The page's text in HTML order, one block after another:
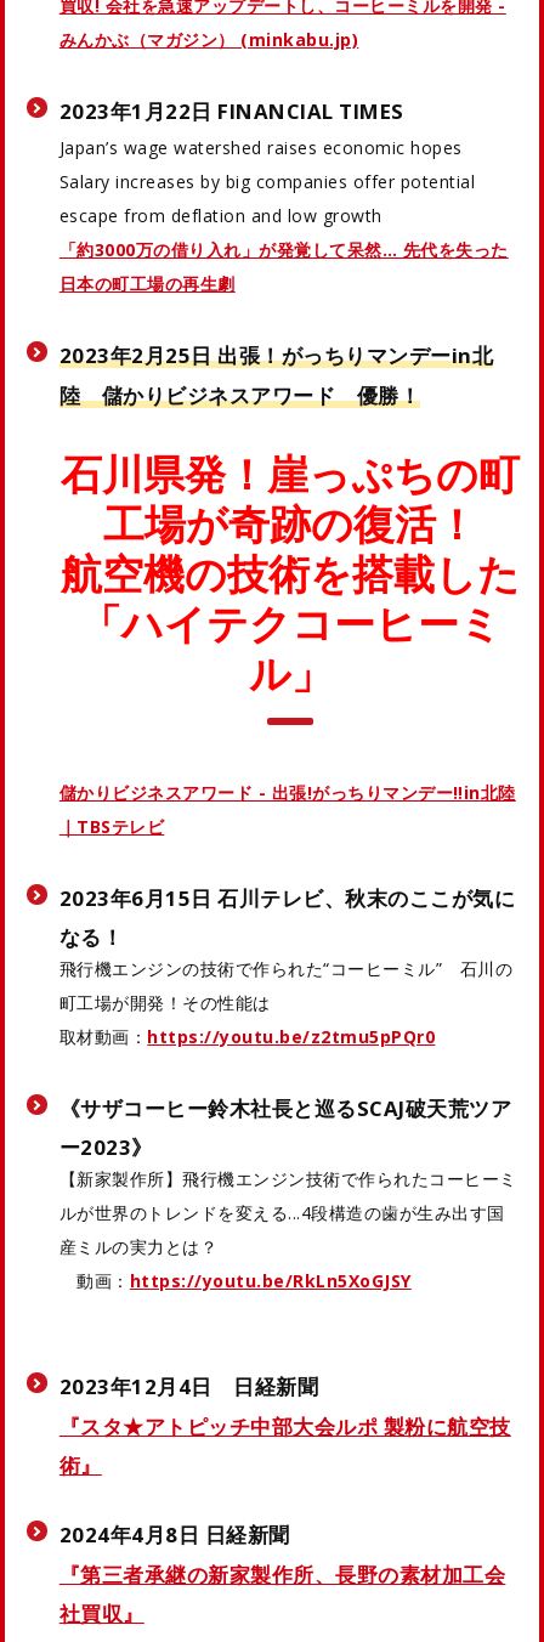
買収! 会社を急速アップデートし、コーヒーミルを開発 -
みんかぶ（マガジン） (minkabu.jp)
2023年1月22日 FINANCIAL TIMES
Japan’s wage watershed raises economic hopes
Salary increases by big companies offer potential
escape from deflation and low growth
「約3000万の借り入れ」が発覚して呆然… 先代を失った
日本の町工場の再生劇
2023年2月25日 出張！がっちりマンデーin北
陸 儲かりビジネスアワード 優勝！
石川県発！崖っぷちの町
工場が奇跡の復活！
航空機の技術を搭載した
「ハイテクコーヒーミ
ル」
儲かりビジネスアワード - 出張!がっちりマンデー‼in北陸
｜TBSテレビ
2023年6月15日 石川テレビ、秋末のここが気に
なる！
飛行機エンジンの技術で作られた“コーヒーミル” 石川の
町工場が開発！その性能は
取材動画： https://youtu.be/z2tmu5pPQr0
《サザコーヒー鈴木社長と巡るSCAJ破天荒ツア
ー2023》
【新家製作所】飛行機エンジン技術で作られたコーヒーミ
ルが世界のトレンドを変える...4段構造の歯が生み出す国
産ミルの実力とは？
動画： https://youtu.be/RkLn5XoGJSY
2023年12月4日 日経新聞
『スタ★アトピッチ中部大会ルポ 製粉に航空技
術』
2024年4月8日 日経新聞
『第三者承継の新家製作所、長野の素材加工会
社買収』